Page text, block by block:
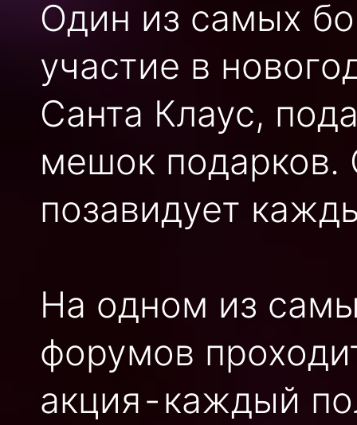
Один из самых
участие в
Санта Клаус,
мешок подарков.
позавидует
На одном из
форумов
акция - каждый